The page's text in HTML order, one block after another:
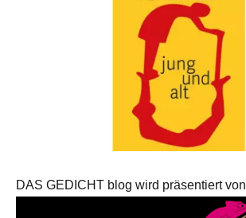
DAS GEDICHT blog wird präsentiert von